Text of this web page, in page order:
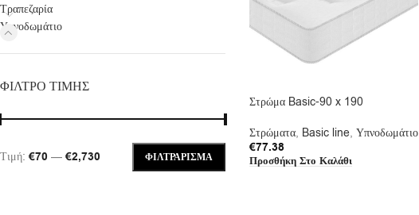
Τραπεζαρία
Υπνοδωμάτιο
ΦΙΛΤΡΟ ΤΙΜΗΣ
ΦΙΛΤΡΆΡΙΣΜΑ
Τιμή: €70 — €2,730
Στρώμα Basic-90 x 190
Στρώματα, Basic line, Υπνοδωμάτιο
€77.38
Προσθήκη Στο Καλάθι